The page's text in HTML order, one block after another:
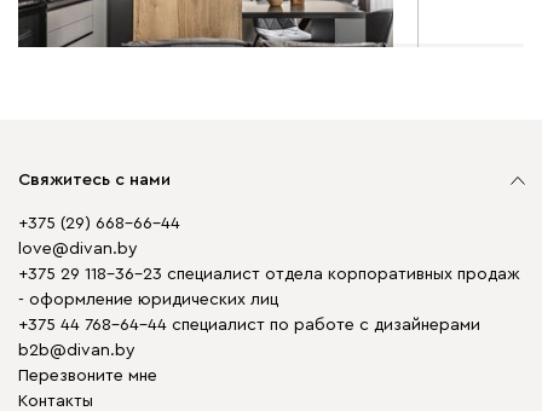
Свяжитесь с нами
+375 (29) 668-66-44
love@divan.by
+375 29 118-36-23 специалист отдела корпоративных продаж
- оформление юридических лиц
+375 44 768-64-44 специалист по работе с дизайнерами
b2b@divan.by
Перезвоните мне
Контакты